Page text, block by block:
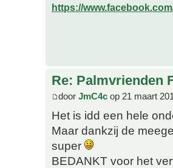
https://
Re: Palmvrienden
door JmC4c op 21 maart
Het is idd een hele
Maar dankzij de
super
BEDANKT voor het